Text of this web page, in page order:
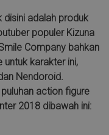
disini adalah produk
populer Kizuna
Company bahkan
karakter ini,
Nendoroid.
action figure
2018 dibawah ini: